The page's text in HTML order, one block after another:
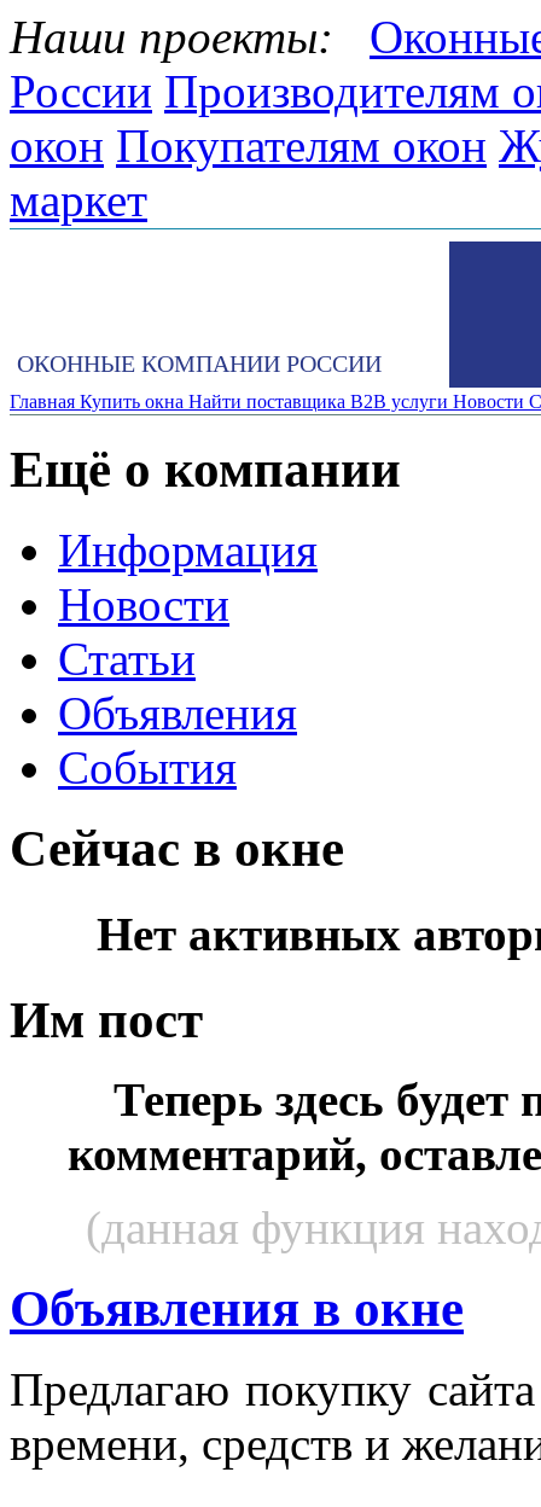
Наши проекты:
России Производителям
окон Покупателям окон
маркет
ОКОННЫЕ КОМПАНИИ РОССИИ
Главная Купить окна Найти поставщика B2B услуги Новости
Ещё о компании
Информация
Новости
Статьи
Объявления
События
Сейчас в окне
Нет активных
Им пост
Теперь здесь будет
комментарий,
(данная функция
Объявления в окне
Пред­ла­гаю по­куп­ку
вре­мени, средств и